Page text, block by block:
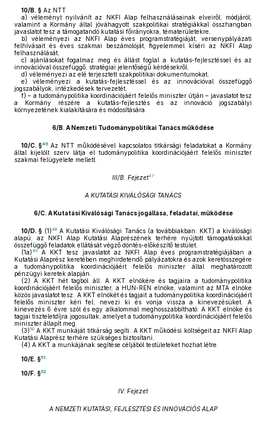
10/B. § Az NTT
a) véleményt nyilvánít az NKFI Alap felhasználásainak elveiről, módjáról,
valamint a Kormány által jóváhagyott szakpolitikai stratégiákkal összhangban
javaslatot tesz a támogatandó kutatási főirányokra, tématerületekre,
b) véleményezi az NKFI Alap éves programstratégiáját, versenypályázati
felhívásait és éves szakmai beszámolóját, figyelemmel kíséri az NKFI Alap
felhasználását,
c) ajánlásokat fogalmaz meg és állást foglal a kutatás-fejlesztéssel és az
innovációval összefüggő, stratégiai jelentőségű kérdésekről,
d) véleményezi az elé terjesztett szakpolitikai dokumentumokat,
e) véleményezi a kutatás-fejlesztéssel és az innovációval összefüggő
jogszabályok, intézkedések tervezetét,
f) – a tudománypolitika koordinációjáért felelős miniszter útján – javaslatot tesz
a Kormány részére a kutatás-fejlesztés és az innováció jogszabályi
környezetének kialakítására és módosítására.
6/B. A Nemzeti Tudománypolitikai Tanács működése
10/C. §46 Az NTT működésével kapcsolatos titkársági feladatokat a Kormány
által kijelölt szerv látja el tudománypolitika koordinációjáért felelős miniszter
szakmai felügyelete mellett.
III/B. Fejezet47
A KUTATÁSI KIVÁLÓSÁGI TANÁCS
6/C. A Kutatási Kiválósági Tanács jogállása, feladatai, működése
10/D. § (1)48 A Kutatási Kiválósági Tanács (a továbbiakban: KKT) a kiválósági
alapú, az NKFI Alap Kutatási Alaprészének terhére nyújtott támogatásokkal
összefüggő feladatok ellátását végző döntés-előkészítő testület.
(1a)49
A KKT tesz javaslatot az NKFI Alap éves programstratégiájában a
Kutatási Alaprész keretében meghirdetendő pályázatokra és azok keretösszegére
a tudománypolitika koordinációjáért felelős miniszter által meghatározott
pénzügyi keretek alapján.
(2) A KKT hét tagból áll. A KKT elnökére és tagjaira a tudománypolitika
koordinációjáért felelős miniszter, a HUN-REN elnöke, valamint az MTA elnöke
közös javaslatot tesz. A KKT elnökét és tagjait a tudománypolitika koordinációjáért
felelős miniszter kéri fel, nevezi ki és vonja vissza a kinevezésüket. A
kinevezés 6 évre szól és egy alkalommal meghosszabbítható. A KKT elnöke és
tagjai tiszteletdíjra jogosultak, amelyet a tudománypolitika koordinációjáért felelős
miniszter állapít meg.
(3)50 A KKT munkáját titkárság segíti. A KKT működési költségeit az NKFI Alap
Kutatási Alaprész terhére szükséges biztosítani.
(4) A KKT a munkájának segítése céljából testületeket hozhat létre.
10/E. §51
10/F. §52
IV. Fejezet
A NEMZETI KUTATÁSI, FEJLESZTÉSI ÉS INNOVÁCIÓS ALAP